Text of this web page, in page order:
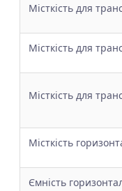
Місткість для
Місткість для
Місткість для
Місткість
Ємність